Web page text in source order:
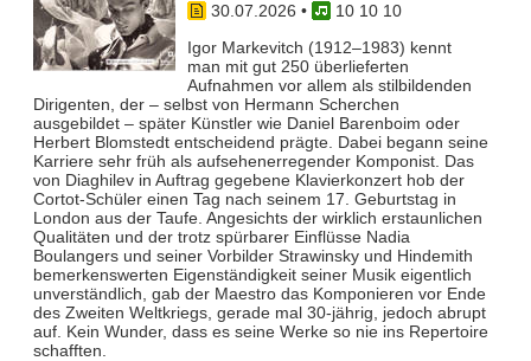
30.07.2026 •
10 10 10
Igor Markevitch (1912–1983) kennt
man mit gut 250 überlieferten
Aufnahmen vor allem als stilbildenden
Dirigenten, der – selbst von Hermann Scherchen
ausgebildet – später Künstler wie Daniel Barenboim oder
Herbert Blomstedt entscheidend prägte. Dabei begann seine
Karriere sehr früh als aufsehenerregender Komponist. Das
von Diaghilev in Auftrag gegebene Klavierkonzert hob der
Cortot-Schüler einen Tag nach seinem 17. Geburtstag in
London aus der Taufe. Angesichts der wirklich erstaunlichen
Qualitäten und der trotz spürbarer Einflüsse Nadia
Boulangers und seiner Vorbilder Strawinsky und Hindemith
bemerkenswerten Eigenständigkeit seiner Musik eigentlich
unverständlich, gab der Maestro das Komponieren vor Ende
des Zweiten Weltkriegs, gerade mal 30-jährig, jedoch abrupt
auf. Kein Wunder, dass es seine Werke so nie ins Repertoire
schafften.